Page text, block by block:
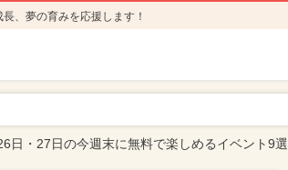
、夢の育みを応援します！
日・27日の今週末に無料で楽しめるイベント9選